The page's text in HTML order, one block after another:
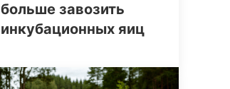
больше завозить
инкубационных яиц